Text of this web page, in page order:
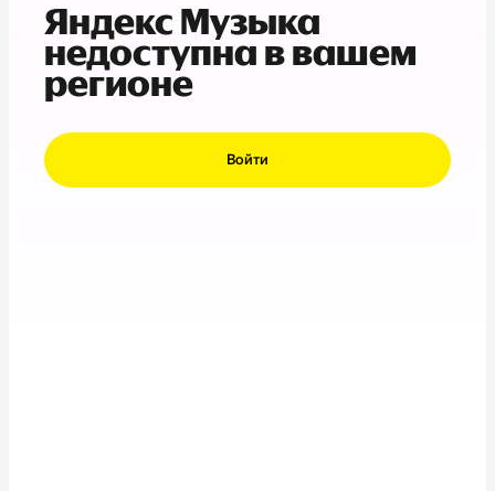
Яндекс Музыка
недоступна в вашем
регионе
Войти